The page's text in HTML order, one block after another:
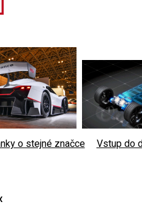
o stejné značce Vstup do